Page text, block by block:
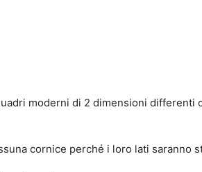
moderni di 2 dimensioni
cornice perché i loro lati saranno